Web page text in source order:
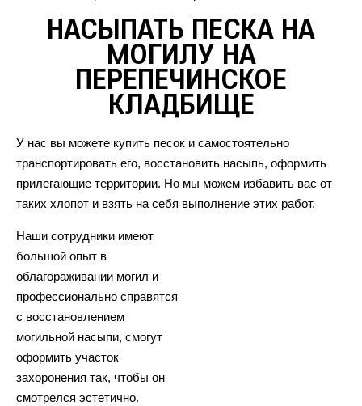
НАСЫПАТЬ ПЕСКА НА
МОГИЛУ НА
ПЕРЕПЕЧИНСКОЕ
КЛАДБИЩЕ
У нас вы можете купить песок и самостоятельно
транспортировать его, восстановить насыпь, оформить
прилегающие территории. Но мы можем избавить вас от
таких хлопот и взять на себя выполнение этих работ.
Наши сотрудники имеют
большой опыт в
облагораживании могил и
профессионально справятся
с восстановлением
могильной насыпи, смогут
оформить участок
захоронения так, чтобы он
смотрелся эстетично.